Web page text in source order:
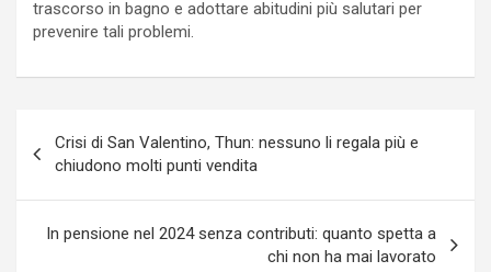
trascorso in bagno e adottare abitudini più salutari per
prevenire tali problemi.
articoli
Crisi di San Valentino, Thun: nessuno li regala più e
chiudono molti punti vendita
In pensione nel 2024 senza contributi: quanto spetta a
chi non ha mai lavorato